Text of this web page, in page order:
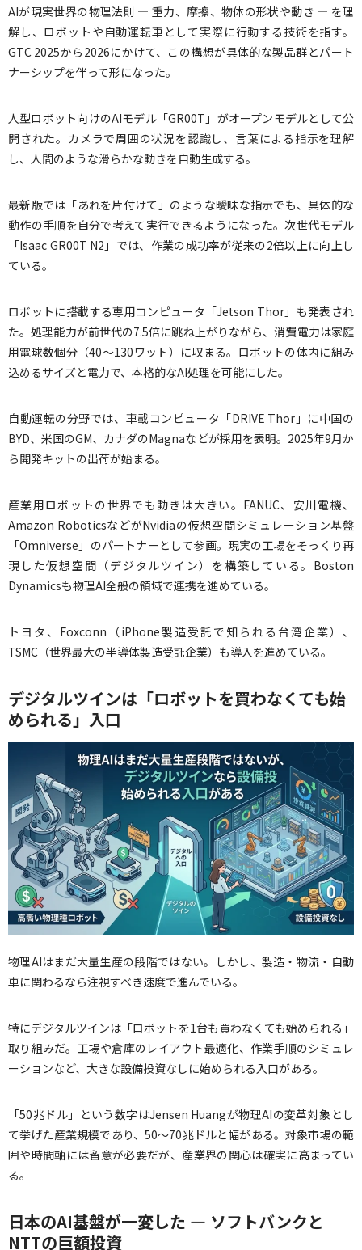
AIが現実世界の物理法則 — 重力、摩擦、物体の形状や動き — を理
解し、ロボットや自動運転車として実際に行動する技術を指す。
GTC 2025から2026にかけて、この構想が具体的な製品群とパート
ナーシップを伴って形になった。
人型ロボット向けのAIモデル「GR00T」がオープンモデルとして公
開された。カメラで周囲の状況を認識し、言葉による指示を理解
し、人間のような滑らかな動きを自動生成する。
最新版では「あれを片付けて」のような曖昧な指示でも、具体的な
動作の手順を自分で考えて実行できるようになった。次世代モデル
「Isaac GR00T N2」では、作業の成功率が従来の2倍以上に向上し
ている。
ロボットに搭載する専用コンピュータ「Jetson Thor」も発表され
た。処理能力が前世代の7.5倍に跳ね上がりながら、消費電力は家庭
用電球数個分（40〜130ワット）に収まる。ロボットの体内に組み
込めるサイズと電力で、本格的なAI処理を可能にした。
自動運転の分野では、車載コンピュータ「DRIVE Thor」に中国の
BYD、米国のGM、カナダのMagnaなどが採用を表明。2025年9月か
ら開発キットの出荷が始まる。
産業用ロボットの世界でも動きは大きい。FANUC、安川電機、
Amazon RoboticsなどがNvidiaの仮想空間シミュレーション基盤
「Omniverse」のパートナーとして参画。現実の工場をそっくり再
現した仮想空間（デジタルツイン）を構築している。Boston
Dynamicsも物理AI全般の領域で連携を進めている。
トヨタ、Foxconn（iPhone製造受託で知られる台湾企業）、
TSMC（世界最大の半導体製造受託企業）も導入を進めている。
デジタルツインは「ロボットを買わなくても始
められる」入口
物理AIはまだ大量生産の段階ではない。しかし、製造・物流・自動
車に関わるなら注視すべき速度で進んでいる。
特にデジタルツインは「ロボットを1台も買わなくても始められる」
取り組みだ。工場や倉庫のレイアウト最適化、作業手順のシミュレ
ーションなど、大きな設備投資なしに始められる入口がある。
「50兆ドル」という数字はJensen Huangが物理AIの変革対象とし
て挙げた産業規模であり、50〜70兆ドルと幅がある。対象市場の範
囲や時間軸には留意が必要だが、産業界の関心は確実に高まってい
る。
日本のAI基盤が一変した — ソフトバンクと
NTTの巨額投資